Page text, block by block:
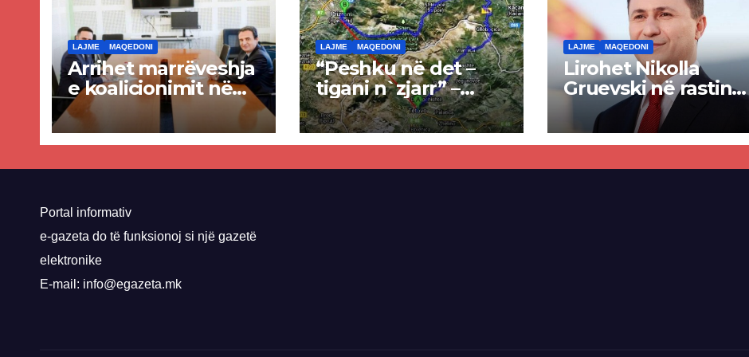
LAJME MAQEDONI
Arrihet marrëveshja
e koalicionimit në
parim mes Kurtit
dhe Abdixhikut
LAJME MAQEDONI
“Peshku në det –
tigani n`zjarr” –
Ende pa u kryer
projekti i tunelit,
komuna e Tetovës
nis punimet për
LAJME MAQEDONI
Lirohet Nikolla
Gruevski në rastin
“Talir 2”, gjykata
rrëzon akuzat për
ndërtimin e
paligjshëm të selisë
Portal informativ
e-gazeta do të funksionoj si një gazetë
elektronike
E-mail: info@egazeta.mk